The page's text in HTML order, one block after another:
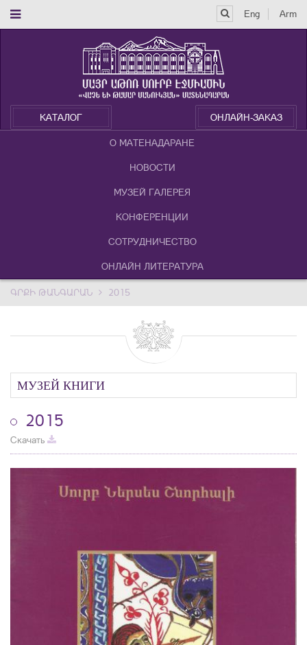
Eng Arm
КАТАЛОГ ОНЛАЙН-ЗАКАЗ
О МАТЕНАДАРАНЕ
НОВОСТИ
МУЗЕЙ ГАЛЕРЕЯ
КОНФЕРЕНЦИИ
СОТРУДНИЧЕСТВО
ОНЛАЙН ЛИТЕРАТУРА
ԳՐՔԻ ԹԱՆԳԱՐԱՆ 2015
МУЗЕЙ КНИГИ
2015
Скачать